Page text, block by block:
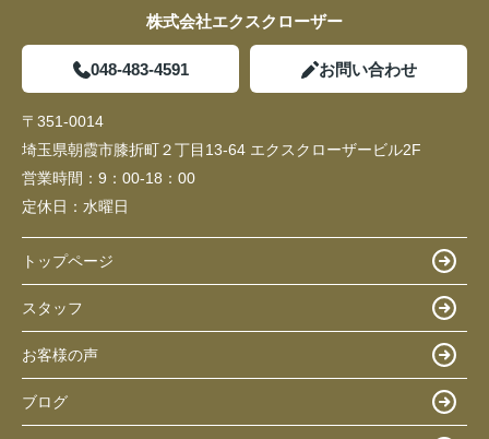
株式会社エクスクローザー
048-483-4591 お問い合わせ
〒351-0014
埼玉県朝霞市膝折町２丁目13-64 エクスクローザービル2F
営業時間： 9：00-18：00
定休日： 水曜日
トップページ
スタッフ
お客様の声
ブログ